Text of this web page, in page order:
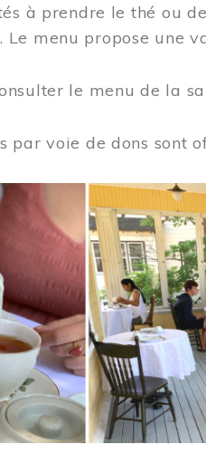
à prendre le thé ou
Le menu propose une
le menu de la
par voie de dons sont